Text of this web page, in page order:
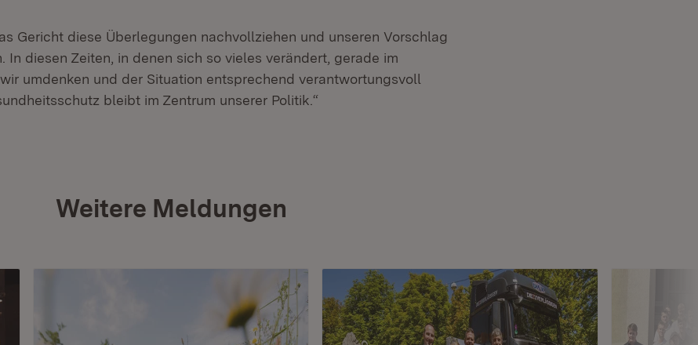
Gericht diese Überlegungen nachvollziehen und unseren Vorschlag
In diesen Zeiten, in denen sich so vieles verändert, gerade im
umdenken und der Situation entsprechend verantwortungsvoll
bleibt im Zentrum unserer Politik.“
Weitere Meldungen